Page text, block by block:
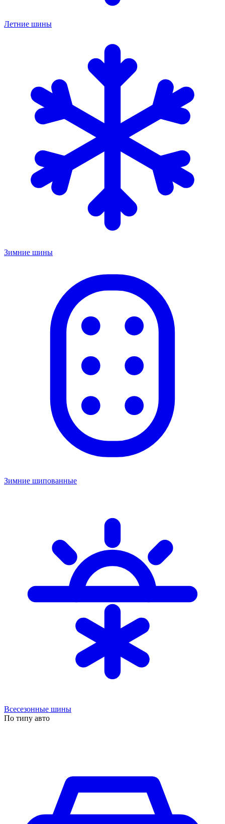
Летние шины
Зимние шины
Зимние шипованные
Всесезонные шины
По типу авто